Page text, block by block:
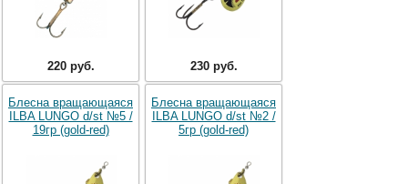
220 руб. 230 руб.
Блесна вращающаяся
ILBA LUNGO d/st №5 /
19гр (gold-red)
Блесна вращающаяся
ILBA LUNGO d/st №2 /
5гр (gold-red)